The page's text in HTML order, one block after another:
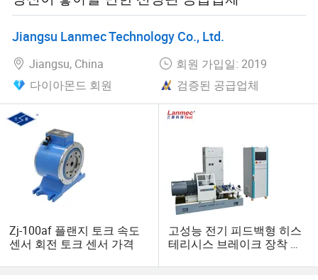
왔습니다. Seelong은 고객에게 높은 지능, 높은 정밀도, 고
속, 높은 신뢰성, 높은 부가가치의 제품 및 서비스를 제공합
Seelong Intelligent Technology (Luoyang) Co., Ltd의 모든
동 개발에 대한 손길을 줍니다.
Jiangsu Lanmec Technology Co., Ltd.
Jiangsu, China
회원 가입일: 2019
다이아몬드 회원
검증된 공급업체
Zj-100af 플랜지 토크 속도
센서 회전 토크 센서 가격
고성능 전기 피드백형 히스
테리시스 브레이크 장착 자
테스트 벤치